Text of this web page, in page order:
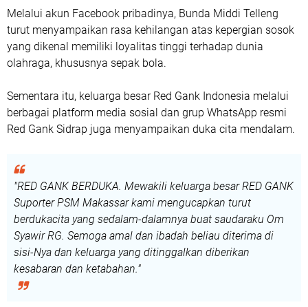
Melalui akun Facebook pribadinya, Bunda Middi Telleng
turut menyampaikan rasa kehilangan atas kepergian sosok
yang dikenal memiliki loyalitas tinggi terhadap dunia
olahraga, khususnya sepak bola.
Sementara itu, keluarga besar Red Gank Indonesia melalui
berbagai platform media sosial dan grup WhatsApp resmi
Red Gank Sidrap juga menyampaikan duka cita mendalam.
"RED GANK BERDUKA. Mewakili keluarga besar RED GANK
Suporter PSM Makassar kami mengucapkan turut
berdukacita yang sedalam-dalamnya buat saudaraku Om
Syawir RG. Semoga amal dan ibadah beliau diterima di
sisi-Nya dan keluarga yang ditinggalkan diberikan
kesabaran dan ketabahan."